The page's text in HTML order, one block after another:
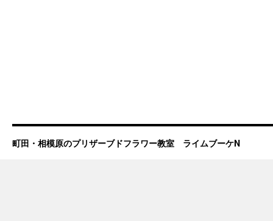
町田・相模原のプリザーブドフラワー教室 ライムブーケN